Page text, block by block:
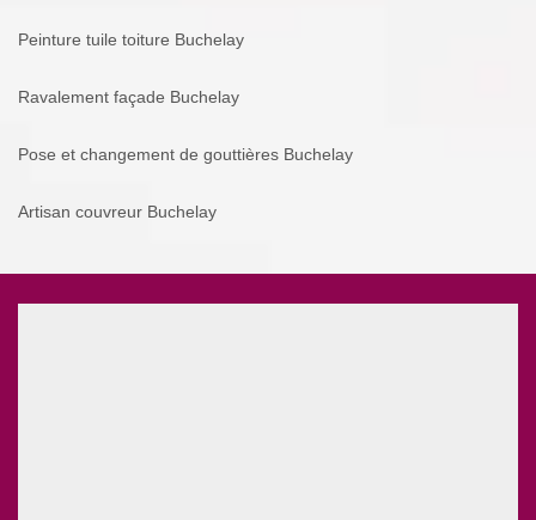
Peinture tuile toiture Buchelay
Ravalement façade Buchelay
Pose et changement de gouttières Buchelay
Artisan couvreur Buchelay